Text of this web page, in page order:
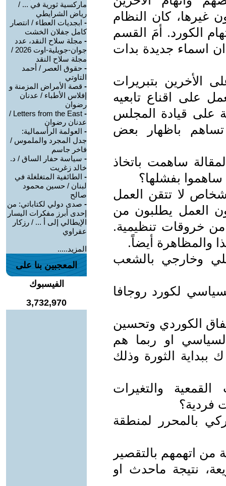
غيرها، كان النظام
الكورد. أمَ القسم
ان اسماء جديدة بدات
الأخرين بتبريرات
على اقناع تابعيه
على قيادة المجلس
تساهم باظهار بعض
ساهمت باتخاذ
بفشلها؟
لا تتقن العمل
العمل يطلبون من
خروقات تنظيمية.
والمظاهرة أيضاً.
وخارجي بالشعب
لكورد روجافا
الكوردي وتحسين
او ربما هم
الثورة وذلك
والتغيرات
فردية؟
بالمحرر لمنطقة
من اتهمهم بالتقصير
نتيجة ماحدث او
ماركسية ثورية في ... /
رياض الشرايطي
- ابجديات العطاء / انتصار
كامل جفلان الخشت
- مجلة سلاح النقد، عدد
جوان-جويلية-اوت 2026 /
مجلة سلاح النقد
- حقوق العصر / أحمد
التاوتي
- قصة الأمراض المزمنة و
إفلاس الأطباء / عدنان
رضوان
-
Letters from the East /
عدنان رضوان
- العولمة الرأسمالية:
جدل المجرد والملموس /
فاخر جاسم
- سياسة حفار الساق / د.
خالد زغريت
- الطائفية المتغلغلة في
لبنان / حسين محمود
صالح
- صدى دولي لكتاباتي: من
إحدى أبرز مفكرات اليسار
الإيطالي إلى أ ... / رزكار
عقراوي
المزيد.....
المعجبين بنا على
الفيسبوك
3,732,970